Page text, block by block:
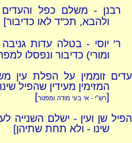
רבנן - משלם כפל
ולהבא, תכ"ד לאו כדיבור]
ר' יוסי - בטלה עדות
ומורי) כדיבור ונפסלו
עדים זוממין על הפלת עין
המזימין מעידין שהפיל
[רש"י - אי בעי מודה ומפטר]
הפיל שן ועין - ישלם השנייה
שינו - ולא תחת שתיהן]